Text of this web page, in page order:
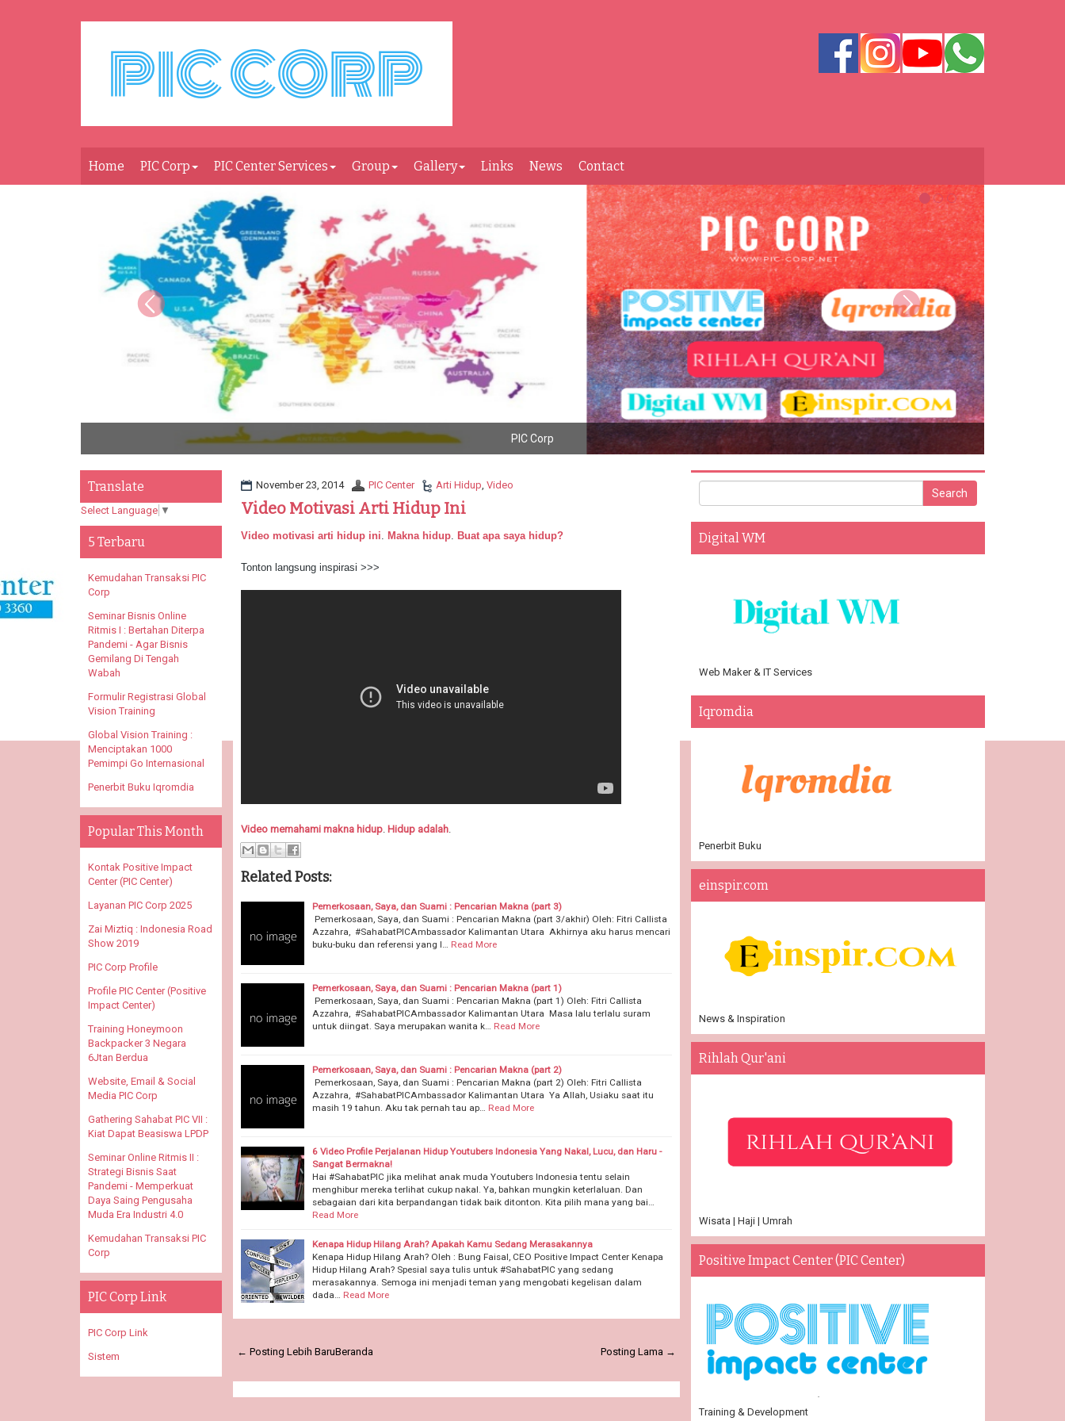
Home PIC Corp PIC Center Services Group Gallery Links News Contact
PIC Corp
November 23, 2014 PIC Center Arti Hidup, Video
Video Motivasi Arti Hidup Ini
Video motivasi arti hidup ini. Makna hidup. Buat apa saya hidup?
Tonton langsung inspirasi >>>
Video memahami makna hidup. Hidup adalah.
Related Posts:
Pemerkosaan, Saya, dan Suami : Pencarian Makna (part 3)
Pemerkosaan, Saya, dan Suami : Pencarian Makna (part 3/akhir) Oleh: ‪Fitri Callista
Azzahra, #‎SahabatPICAmbassador Kalimantan Utara Akhirnya aku harus mencari
buku-buku dan referensi yang l…
Read More
Pemerkosaan, Saya, dan Suami : Pencarian Makna (part 1)
Pemerkosaan, Saya, dan Suami : Pencarian Makna (part 1) Oleh: ‪Fitri Callista
Azzahra, #‎SahabatPICAmbassador Kalimantan Utara Masa lalu terlalu suram
untuk diingat. Saya merupakan wanita k…
Read More
Pemerkosaan, Saya, dan Suami : Pencarian Makna (part 2)
Pemerkosaan, Saya, dan Suami : Pencarian Makna (part 2) Oleh: ‪Fitri Callista
Azzahra, #‎SahabatPICAmbassador Kalimantan Utara Ya Allah, Usiaku saat itu
masih 19 tahun. Aku tak pernah tau ap…
Read More
6 Video Profile Perjalanan Hidup Youtubers Indonesia Yang Nakal, Lucu, dan Haru -
Sangat Bermakna!
Hai #SahabatPIC jika melihat anak muda Youtubers Indonesia tentu selain
menghibur mereka terlihat cukup nakal. Ya, bahkan mungkin keterlaluan. Dan
sebagaian dari kita berpandangan tidak baik ditonton. Kita pilih mana yang bai…
Read More
Kenapa Hidup Hilang Arah? Apakah Kamu Sedang Merasakannya
Kenapa Hidup Hilang Arah? Oleh : Bung Faisal, CEO Positive Impact Center Kenapa
Hidup Hilang Arah? Spesial saya tulis untuk #SahabatPIC yang sedang
merasakannya. Semoga ini menjadi teman yang mengobati kegelisan dalam
dada…
Read More
← Posting Lebih Baru Posting Lama →
Beranda
Translate
Select Language ▼
5 Terbaru
Kemudahan Transaksi PIC
Corp
Seminar Bisnis Online
Ritmis I : Bertahan Diterpa
Pandemi - Agar Bisnis
Gemilang Di Tengah
Wabah
Formulir Registrasi Global
Vision Training
Global Vision Training :
Menciptakan 1000
Pemimpi Go Internasional
Penerbit Buku Iqromdia
Popular This Month
Kontak Positive Impact
Center (PIC Center)
Layanan PIC Corp 2025
Zai Miztiq : Indonesia Road
Show 2019
PIC Corp Profile
Profile PIC Center (Positive
Impact Center)
Training Honeymoon
Backpacker 3 Negara
6Jtan Berdua
Website, Email & Social
Media PIC Corp
Gathering Sahabat PIC VII :
Kiat Dapat Beasiswa LPDP
Seminar Online Ritmis II :
Strategi Bisnis Saat
Pandemi - Memperkuat
Daya Saing Pengusaha
Muda Era Industri 4.0
Kemudahan Transaksi PIC
Corp
PIC Corp Link
PIC Corp Link
Sistem
Digital WM
Web Maker & IT Services
Iqromdia
Penerbit Buku
einspir.com
News & Inspiration
Rihlah Qur'ani
Wisata | Haji | Umrah
Positive Impact Center (PIC Center)
Training & Development